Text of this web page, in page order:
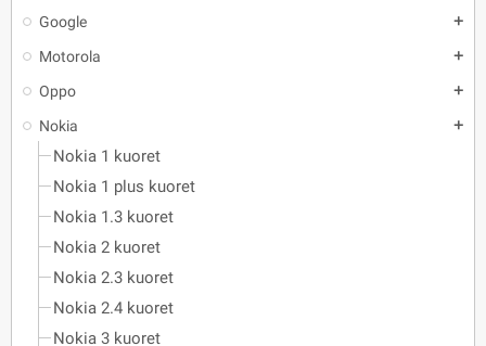
Google add
Motorola add
Oppo add
Nokia add
Nokia 1 kuoret
Nokia 1 plus kuoret
Nokia 1.3 kuoret
Nokia 2 kuoret
Nokia 2.3 kuoret
Nokia 2.4 kuoret
Nokia 3 kuoret